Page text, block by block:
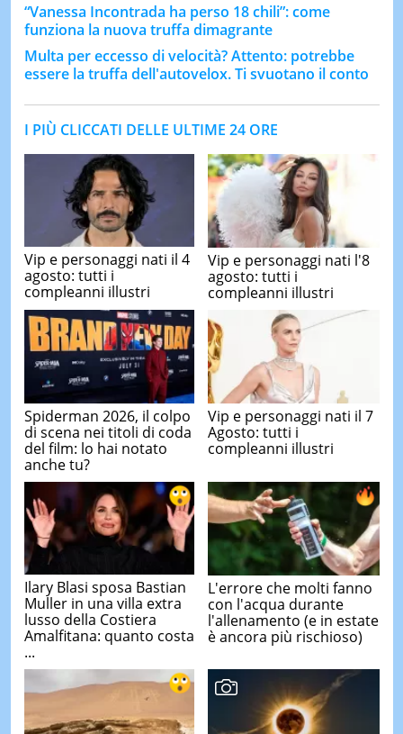
“Vanessa Incontrada ha perso 18 chili”: come
funziona la nuova truffa dimagrante
Multa per eccesso di velocità? Attento: potrebbe
essere la truffa dell'autovelox. Ti svuotano il conto
I PIÙ CLICCATI DELLE ULTIME 24 ORE
Vip e personaggi nati il 4
agosto: tutti i
compleanni illustri
Vip e personaggi nati l'8
agosto: tutti i
compleanni illustri
Spiderman 2026, il colpo
di scena nei titoli di coda
del film: lo hai notato
anche tu?
Vip e personaggi nati il 7
Agosto: tutti i
compleanni illustri
Ilary Blasi sposa Bastian
Muller in una villa extra
lusso della Costiera
Amalfitana: quanto costa
...
L'errore che molti fanno
con l'acqua durante
l'allenamento (e in estate
è ancora più rischioso)